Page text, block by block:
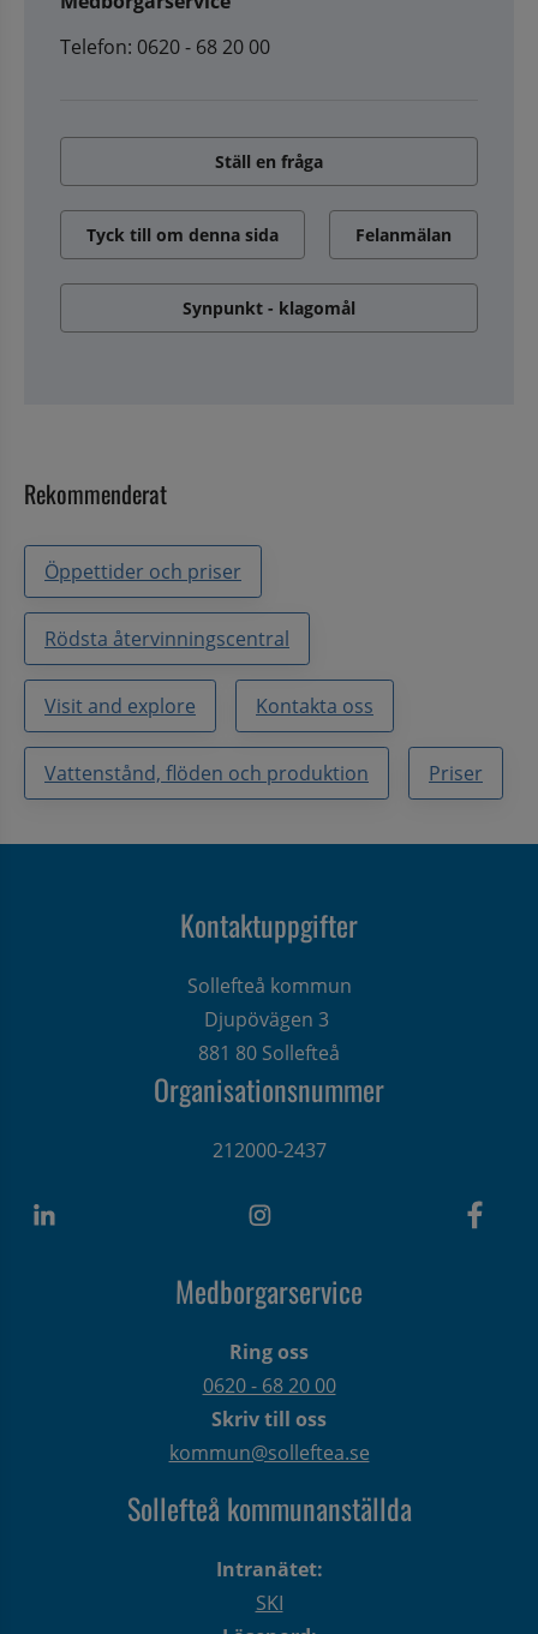
Telefon: 0620 - 68 20 00
Ställ en fråga
Tyck till om denna sida Felanmälan
Synpunkt - klagomål
Rekommenderat
Öppettider och priser
Rödsta återvinningscentral
Visit and explore Kontakta oss
Vattenstånd, flöden och produktion Priser
Kontaktuppgifter
Sollefteå kommun
Djupövägen 3
881 80 Sollefteå
Organisationsnummer
212000-2437
Medborgarservice
Ring oss
0620 - 68 20 00
Skriv till oss
kommun@solleftea.se
Sollefteå kommunanställda
Intranätet:
SKI